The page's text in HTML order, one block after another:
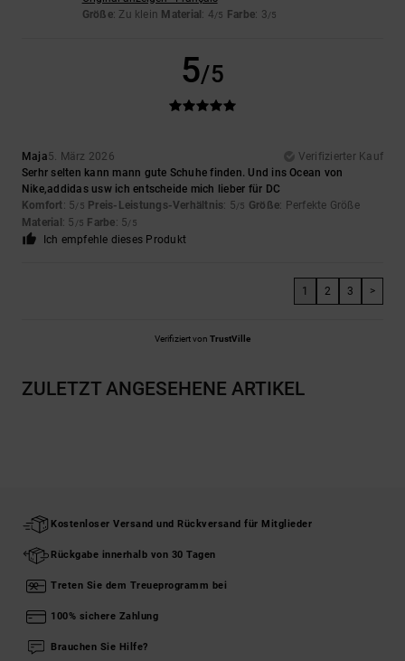
Größe: Zu klein Material : 4/5 Farbe: 3/5
5/5
Maja5. März 2026
Verifizierter Kauf
Serhr selten kann mann gute Schuhe finden. Und ins Ocean von
Nike,addidas usw ich entscheide mich lieber für DC
Komfort: 5/5 Preis-Leistungs-Verhältnis: 5/5 Größe: Perfekte Größe
Material : 5 /5 Farbe: 5/5
Ich empfehle dieses Produkt
1 2 3 >
Verifiziert von TrustVille
ZULETZT ANGESEHENE ARTIKEL
Kostenloser Versand und Rückversand für Mitglieder
Rückgabe innerhalb von 30 Tagen
Treten Sie dem Treueprogramm bei
100% sichere Zahlung
Brauchen Sie Hilfe?